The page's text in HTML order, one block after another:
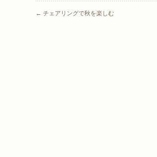
Post navigation
← チェアリングで秋を楽しむ